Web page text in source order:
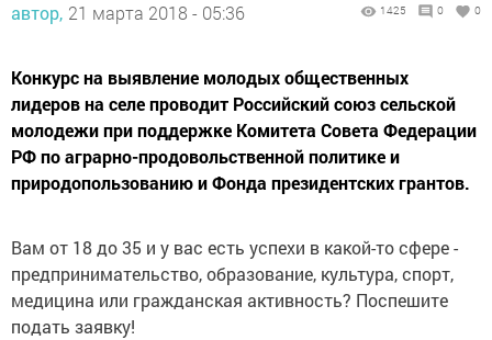
автор, 21 марта 2018 - 05:36 1425 0 0
Конкурс на выявление молодых общественных
лидеров на селе проводит Российский союз сельской
молодежи при поддержке Комитета Совета Федерации
РФ по аграрно-продовольственной политике и
природопользованию и Фонда президентских грантов.
Вам от 18 до 35 и у вас есть успехи в какой-то сфере -
предпринимательство, образование, культура, спорт,
медицина или гражданская активность? Поспешите
подать заявку!